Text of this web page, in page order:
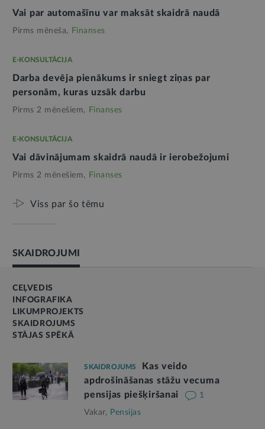
Vai par automašīnu var maksāt skaidrā naudā
Pirms mēneša, Finanses
E-KONSULTĀCIJA
Darba devēja pienākums ir sniegt ziņas par
personām, kuras uzsāk darbu
Pirms 2 mēnešiem, Finanses
E-KONSULTĀCIJA
Vai dāvinājumam skaidrā naudā ir ierobežojumi
Pirms 2 mēnešiem, Finanses
Viss par šo tēmu
SKAIDROJUMI
CEĻVEDIS
INFOGRAFIKA
LIKUMPROJEKTS
SKAIDROJUMS
STĀJAS SPĒKĀ
SKAIDROJUMS
Kas veido
apdrošināšanas stāžu vecuma
pensijas piešķiršanai
1
Vakar, Pensijas